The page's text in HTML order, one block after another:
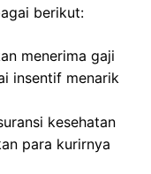
berikut:
menerima gaji
insentif menarik
kesehatan
para kurirnya